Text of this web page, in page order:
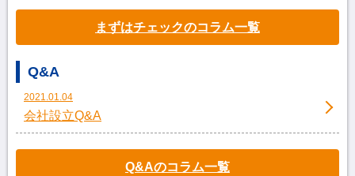
まずはチェックのコラム一覧
Q&A
2021.01.04
会社設立Q&A
Q&Aのコラム一覧